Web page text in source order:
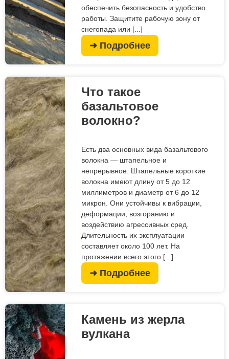
обеспечить безопасность и удобство
работы. Защитите рабочую зону от
снегопада или [...]
➜ Подробнее
Что такое
базальтовое
волокно?
Есть два основных вида базальтового
волокна — штапельное и
непрерывное. Штапельные короткие
волокна имеют длину от 5 до 12
миллиметров и диаметр от 6 до 12
микрон. Они устойчивы к вибрации,
деформации, возгоранию и
воздействию агрессивных сред.
Длительность их эксплуатации
составляет около 100 лет. На
протяжении всего этого [...]
➜ Подробнее
Камень из жерла
вулкана